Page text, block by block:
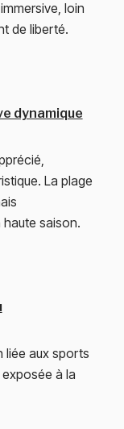
loin
de liberté.
dynamique
La plage
haute saison.
liée aux sports
à la